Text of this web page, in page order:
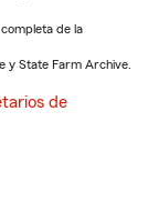
de la
y State Farm Archive.
de